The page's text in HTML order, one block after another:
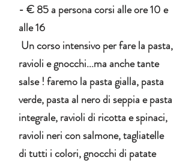
- € 85 a persona corsi alle ore 10 e
alle 16
Un corso intensivo per fare la pasta,
ravioli e gnocchi...ma anche tante
salse ! faremo la pasta gialla, pasta
verde, pasta al nero di seppia e pasta
integrale, ravioli di ricotta e spinaci,
ravioli neri con salmone, tagliatelle
di tutti i colori, gnocchi di patate